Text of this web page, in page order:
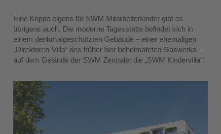
Eine Krippe eigens für SWM Mitarbeiterkinder gibt es
übrigens auch. Die moderne Tagesstätte befindet sich in
einem denkmalgeschützten Gebäude – einer ehemaligen
„Direktoren-Villa“ des früher hier beheimateten Gaswerks –
auf dem Gelände der SWM Zentrale: die „SWM Kindervilla“.